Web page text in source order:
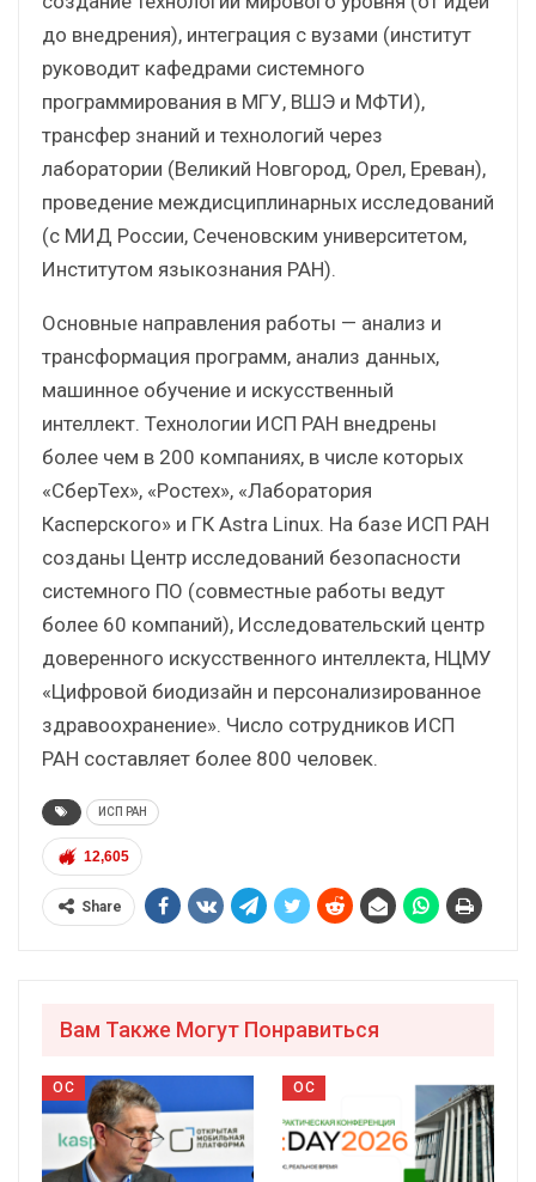
до внедрения), интеграция с вузами (институт
руководит кафедрами системного
программирования в МГУ, ВШЭ и МФТИ),
трансфер знаний и технологий через
лаборатории (Великий Новгород, Орел, Ереван),
проведение междисциплинарных исследований
(с МИД России, Сеченовским университетом,
Институтом языкознания РАН).
Основные направления работы — анализ и
трансформация программ, анализ данных,
машинное обучение и искусственный
интеллект. Технологии ИСП РАН внедрены
более чем в 200 компаниях, в числе которых
«СберТех», «Ростех», «Лаборатория
Касперского» и ГК Astra Linux. На базе ИСП РАН
созданы Центр исследований безопасности
системного ПО (совместные работы ведут
более 60 компаний), Исследовательский центр
доверенного искусственного интеллекта, НЦМУ
«Цифровой биодизайн и персонализированное
здравоохранение». Число сотрудников ИСП
РАН составляет более 800 человек.
ИСП РАН
12,605
Share
Вам Также Могут Понравиться
ОС ОС